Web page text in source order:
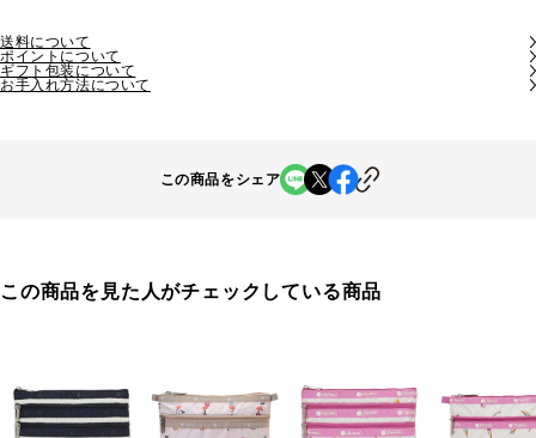
送料について
ポイントについて
ギフト包装について
お手入れ方法について
この商品をシェア
この商品を見た人がチェックしている商品